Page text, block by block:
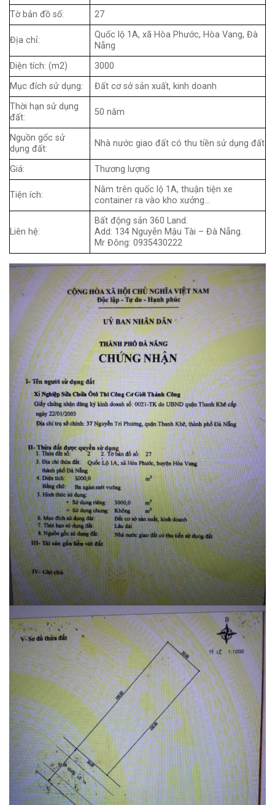
Tờ bản đồ số:
27
Địa chỉ:
Quốc lộ 1A, xã Hòa Phước, Hòa Vang, Đà
Nẵng
Diện tích: (m2)
3000
Mục đích sử dụng:
Đất cơ sở sản xuất, kinh doanh
Thời hạn sử dụng
đất:
50 năm
Nguồn gốc sử
dụng đất:
Nhà nước giao đất có thu tiền sử dụng đất
Giá: Thương lượng
Tiện ích:
Nằm trên quốc lộ 1A, thuận tiện xe
container ra vào kho xưởng…
Liên hệ:
Bất động sản 360 Land.
Add: 134 Nguyễn Mậu Tài – Đà Nẵng.
Mr Đông: 0935430222